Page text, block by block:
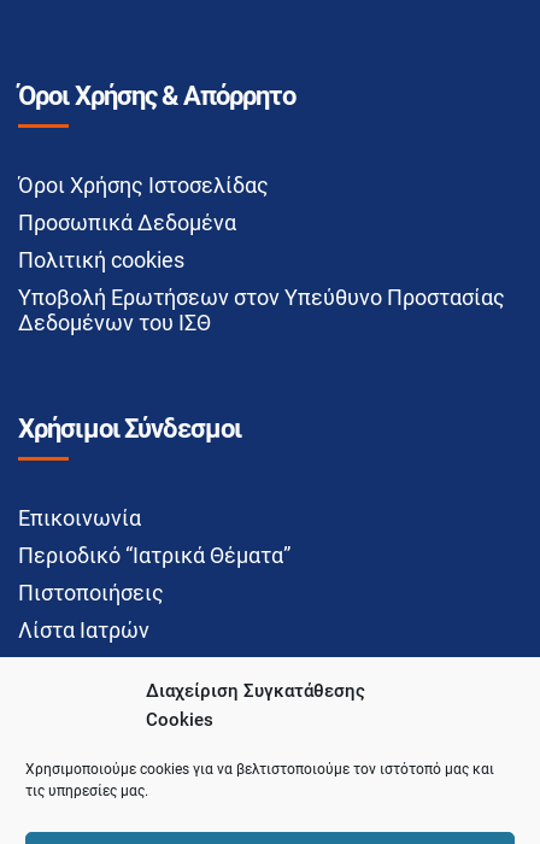
Διαχείριση Συγκατάθεσης
Cookies
Χρησιμοποιούμε cookies για να βελτιστοποιούμε τον ιστότοπό μας και
τις υπηρεσίες μας.
Όροι Χρήσης & Απόρρητο
Όροι Χρήσης Ιστοσελίδας
Προσωπικά Δεδομένα
Πολιτική cookies
Υποβολή Ερωτήσεων στον Υπεύθυνο Προστασίας
Δεδομένων του ΙΣΘ
Χρήσιμοι Σύνδεσμοι
Επικοινωνία
Περιοδικό “Ιατρικά Θέματα”
Πιστοποιήσεις
Λίστα Ιατρών
Social Media